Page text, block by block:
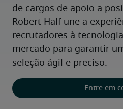
de cargos de apoio a
Robert Half une a
recrutadores à
mercado para garantir
seleção ágil e preciso.
Entre em